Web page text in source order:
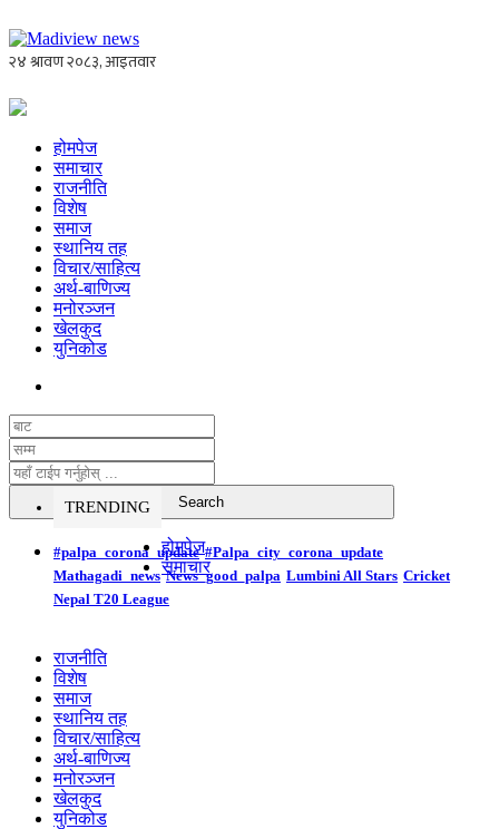
होमपेज
समाचार
राजनीति
विशेष
समाज
स्थानिय तह
विचार/साहित्य
अर्थ-बाणिज्य
मनोरञ्जन
खेलकुद
युनिकोड
TRENDING
#palpa_corona_update #Palpa_city_corona_update
Mathagadi_news News_good_palpa Lumbini All Stars Cricket
Nepal T20 League
होमपेज
समाचार
राजनीति
विशेष
समाज
स्थानिय तह
विचार/साहित्य
अर्थ-बाणिज्य
मनोरञ्जन
खेलकुद
युनिकोड